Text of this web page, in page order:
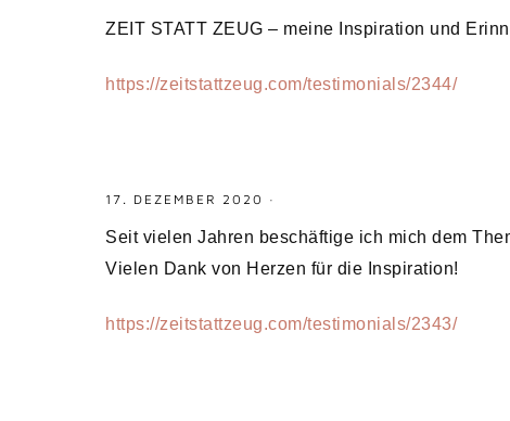
ZEIT STATT ZEUG – meine Inspiration und
https://zeitstattzeug.com/testimonials/2344/
17. DEZEMBER 2020 ·
Seit vielen Jahren beschäftige ich mich dem
Vielen Dank von Herzen für die Inspiration!
https://zeitstattzeug.com/testimonials/2343/